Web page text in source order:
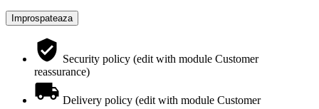
Security policy (edit with module Customer
reassurance)
Delivery policy (edit with module Customer